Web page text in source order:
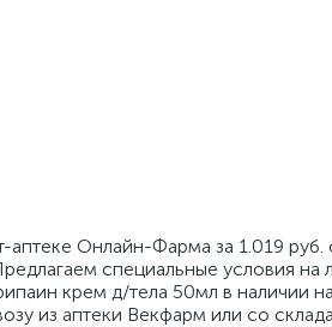
Онлайн-Фарма за 1.019
специальные условия на
крем д/тела 50мл в наличии
из аптеки Векфарм или со